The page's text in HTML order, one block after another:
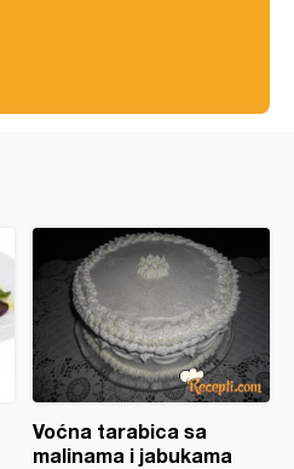
Voćna tarabica sa
malinama i jabukama